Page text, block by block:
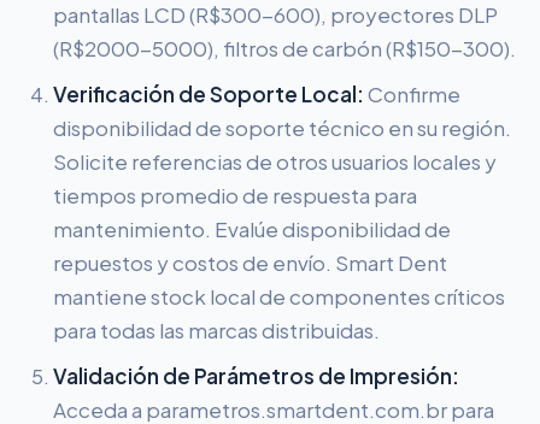
pantallas LCD (R$300-600), proyectores DLP
(R$2000-5000), filtros de carbón (R$150-300).
Verificación de Soporte Local: Confirme
disponibilidad de soporte técnico en su región.
Solicite referencias de otros usuarios locales y
tiempos promedio de respuesta para
mantenimiento. Evalúe disponibilidad de
repuestos y costos de envío. Smart Dent
mantiene stock local de componentes críticos
para todas las marcas distribuidas.
Validación de Parámetros de Impresión:
Acceda a parametros.smartdent.com.br para